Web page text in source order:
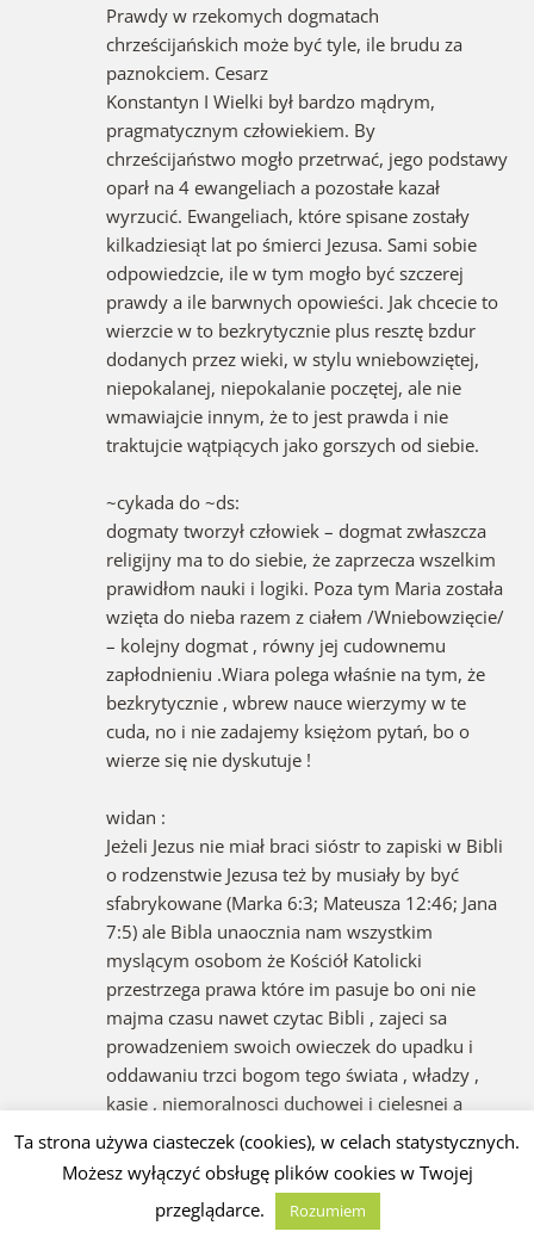
Prawdy w rzekomych dogmatach
chrześcijańskich może być tyle, ile brudu za
paznokciem. Cesarz
Konstantyn I Wielki był bardzo mądrym,
pragmatycznym człowiekiem. By
chrześcijaństwo mogło przetrwać, jego podstawy
oparł na 4 ewangeliach a pozostałe kazał
wyrzucić. Ewangeliach, które spisane zostały
kilkadziesiąt lat po śmierci Jezusa. Sami sobie
odpowiedzcie, ile w tym mogło być szczerej
prawdy a ile barwnych opowieści. Jak chcecie to
wierzcie w to bezkrytycznie plus resztę bzdur
dodanych przez wieki, w stylu wniebowziętej,
niepokalanej, niepokalanie poczętej, ale nie
wmawiajcie innym, że to jest prawda i nie
traktujcie wątpiących jako gorszych od siebie.
~cykada do ~ds:
dogmaty tworzył człowiek – dogmat zwłaszcza
religijny ma to do siebie, że zaprzecza wszelkim
prawidłom nauki i logiki. Poza tym Maria została
wzięta do nieba razem z ciałem /Wniebowzięcie/
– kolejny dogmat , równy jej cudownemu
zapłodnieniu .Wiara polega właśnie na tym, że
bezkrytycznie , wbrew nauce wierzymy w te
cuda, no i nie zadajemy księżom pytań, bo o
wierze się nie dyskutuje !
widan :
Jeżeli Jezus nie miał braci sióstr to zapiski w Bibli
o rodzenstwie Jezusa też by musiały by być
sfabrykowane (Marka 6:3; Mateusza 12:46; Jana
7:5) ale Bibla unaocznia nam wszystkim
myslącym osobom że Kościół Katolicki
przestrzega prawa które im pasuje bo oni nie
majma czasu nawet czytac Bibli , zajeci sa
prowadzeniem swoich owieczek do upadku i
oddawaniu trzci bogom tego świata , władzy ,
kasie , niemoralnosci duchowej i cielesnej a
tagże władcy tego świata . (Jn 12:31; 14:30;
16:11)
~eremita do ~andy:
Ta strona używa ciasteczek (cookies), w celach statystycznych.
Możesz wyłączyć obsługę plików cookies w Twojej
przeglądarce.
Rozumiem